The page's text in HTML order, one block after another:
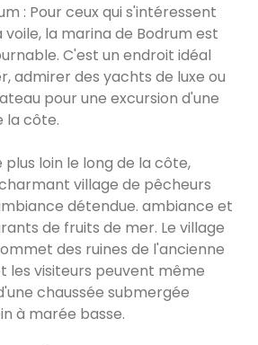
: Pour ceux qui s'intéressent
la marina de Bodrum est
C'est un endroit idéal
admirer des yachts de luxe ou
pour une excursion d'une
la côte.
plus loin le long de la côte,
village de pêcheurs
détendue. ambiance et
de fruits de mer. Le village
des ruines de l'ancienne
les visiteurs peuvent même
chaussée submergée
à marée basse.